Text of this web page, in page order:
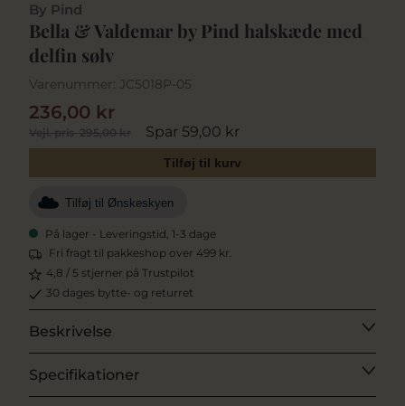
By Pind
Bella & Valdemar by Pind halskæde med
delfin sølv
Varenummer: JC5018P-05
Vejl. pris295,00 kr Spar 59,00 kr
236,00 kr
Tilføj til kurv
Tilføj til Ønskeskyen
På lager - Leveringstid, 1-3 dage
Fri fragt til pakkeshop over 499 kr.
4,8 / 5 stjerner på Trustpilot
30 dages bytte- og returret
Beskrivelse
Specifikationer